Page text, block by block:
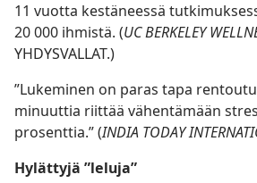
11 vuotta kestäneessä
20 000 ihmistä. (UC BERKELEY
YHDYSVALLAT.)
”Lukeminen on paras tapa
minuuttia riittää vähentämään
prosenttia.” (INDIA TODAY
Hylättyjä ”leluja”